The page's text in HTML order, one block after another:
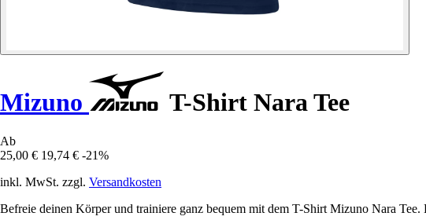
Mizuno T-Shirt Nara Tee
Ab
25,00 € 19,74 € -21%
inkl. MwSt. zzgl. Versandkosten
Befreie deinen Körper und trainiere ganz bequem mit dem T-Shirt Mizuno Nara